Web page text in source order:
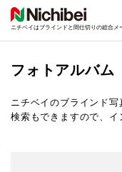
ニチベイはブラインドと間仕切りの総合メ
フォトアルバム
ニチベイのブラインド写
検索もできますので、イ